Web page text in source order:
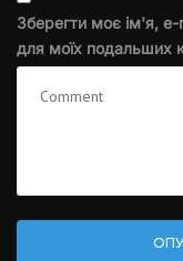
Зберегти моє ім'я,
для моїх подальших